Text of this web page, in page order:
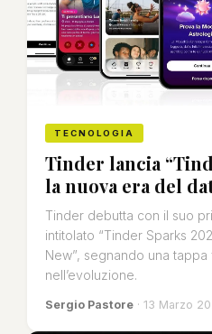
TECNOLOGIA
Tinder lancia
la nuova era del
Tinder debutta con il suo
intitolato “Tinder Sparks
New”, segnando una
nell’evoluzione.
Sergio Pastore · 13 Marzo